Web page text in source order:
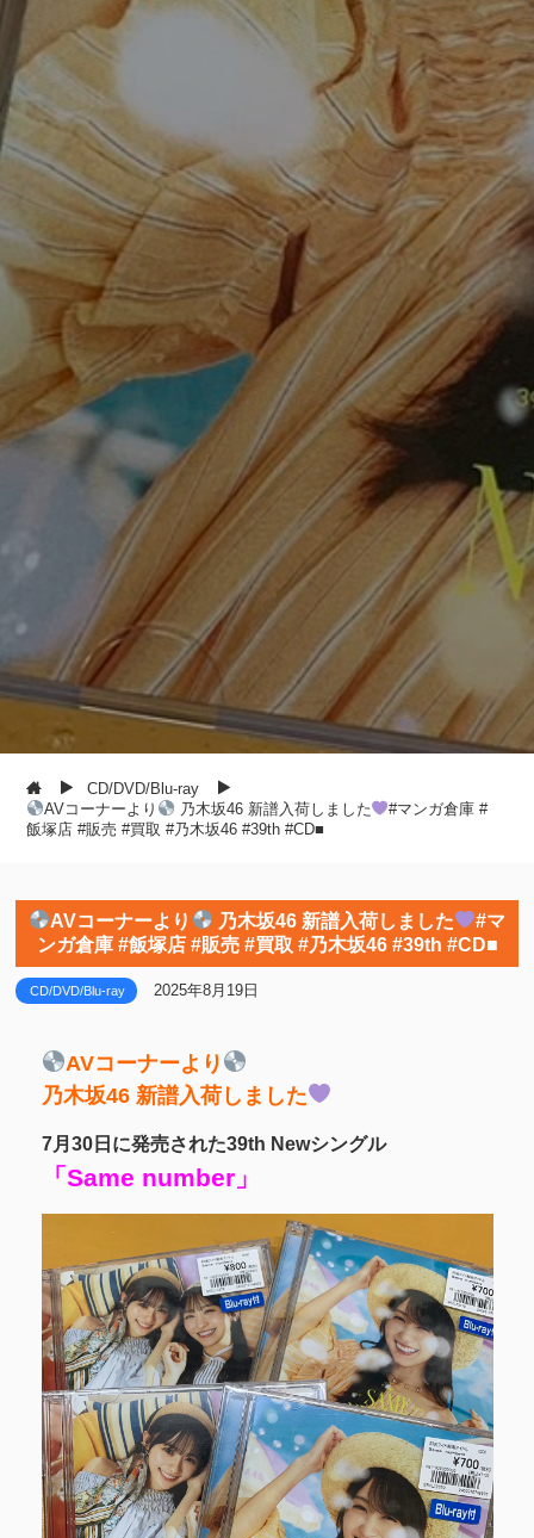
CD/DVD/Blu-ray
AVコーナーより
乃木坂46 新譜入荷しました
#マンガ倉庫 #
飯塚店 #販売 #買取 #乃木坂46 #39th #CD■
AVコーナーより 乃木坂46 新譜入荷しました
#マ
ンガ倉庫 #飯塚店 #販売 #買取 #乃木坂46 #39th #CD■
CD/DVD/Blu-ray 2025年8月19日
AVコーナーより
乃木坂46 新譜入荷しました
7月30日に発売された39th Newシングル
「Same number」